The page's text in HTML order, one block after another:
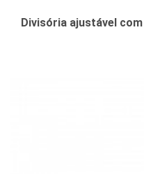
Divisória ajustável